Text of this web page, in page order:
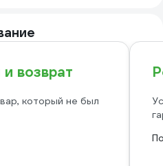
возврат
который не был